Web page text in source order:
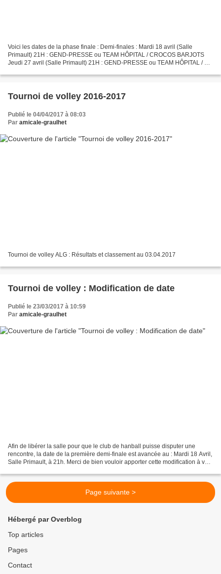
Voici les dates de la phase finale : Demi-finales : Mardi 18 avril (Salle
Primault) 21H : GEND-PRESSE ou TEAM HÔPITAL / CROCOS BARJOTS
Jeudi 27 avril (Salle Primault) 21H : GEND-PRESSE ou TEAM HÔPITAL / 6
Tournoi de volley 2016-2017
Publié le 04/04/2017 à 08:03
Par amicale-graulhet
Tournoi de volley ALG : Résultats et classement au 03.04.2017
Tournoi de volley : Modification de date
Publié le 23/03/2017 à 10:59
Par amicale-graulhet
Afin de libérer la salle pour que le club de hanball puisse disputer une
rencontre, la date de la première demi-finale est avancée au : Mardi 18 Avril,
Salle Primault, à 21h. Merci de bien vouloir apporter cette modification à vos
Page suivante >
Hébergé par Overblog
Top articles
Pages
Contact